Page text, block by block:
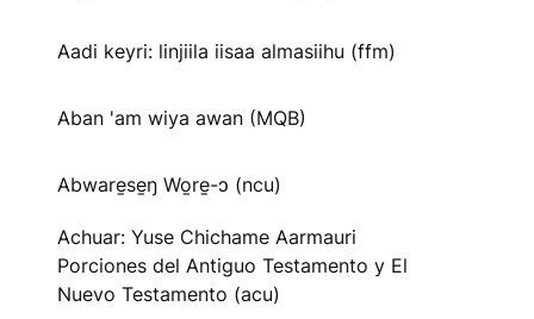
Aadi keyri: linjiila iisaa almasiihu (ffm)
Aban 'am wiya awan (MQB)
Abware̱se̱ŋ Wo̱re̱-ɔ (ncu)
Achuar: Yuse Chichame Aarmauri
Porciones del Antiguo Testamento y El
Nuevo Testamento (acu)